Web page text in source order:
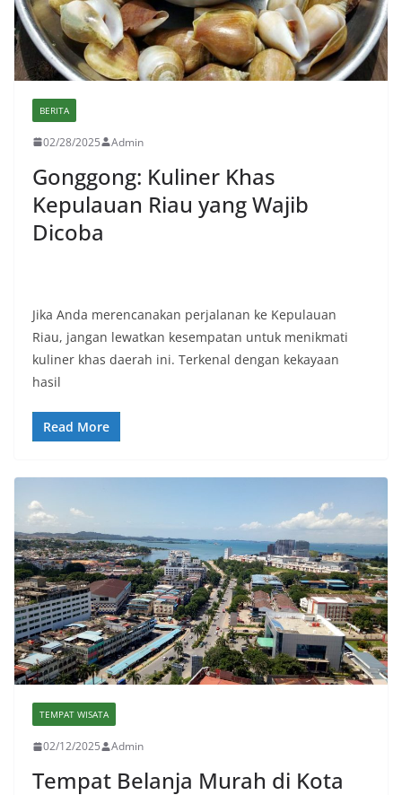
BERITA
02/28/2025 Admin
Gonggong: Kuliner Khas
Kepulauan Riau yang Wajib
Dicoba
Jika Anda merencanakan perjalanan ke Kepulauan
Riau, jangan lewatkan kesempatan untuk menikmati
kuliner khas daerah ini. Terkenal dengan kekayaan
hasil
Read More
TEMPAT WISATA
02/12/2025 Admin
Tempat Belanja Murah di Kota